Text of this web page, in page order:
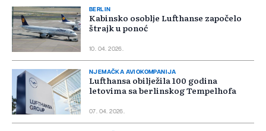
BERLIN
Kabinsko osoblje Lufthanse započelo
štrajk u ponoć
10. 04. 2026.
NJEMAČKA AVIOKOMPANIJA
Lufthansa obilježila 100 godina
letovima sa berlinskog Tempelhofa
07. 04. 2026.